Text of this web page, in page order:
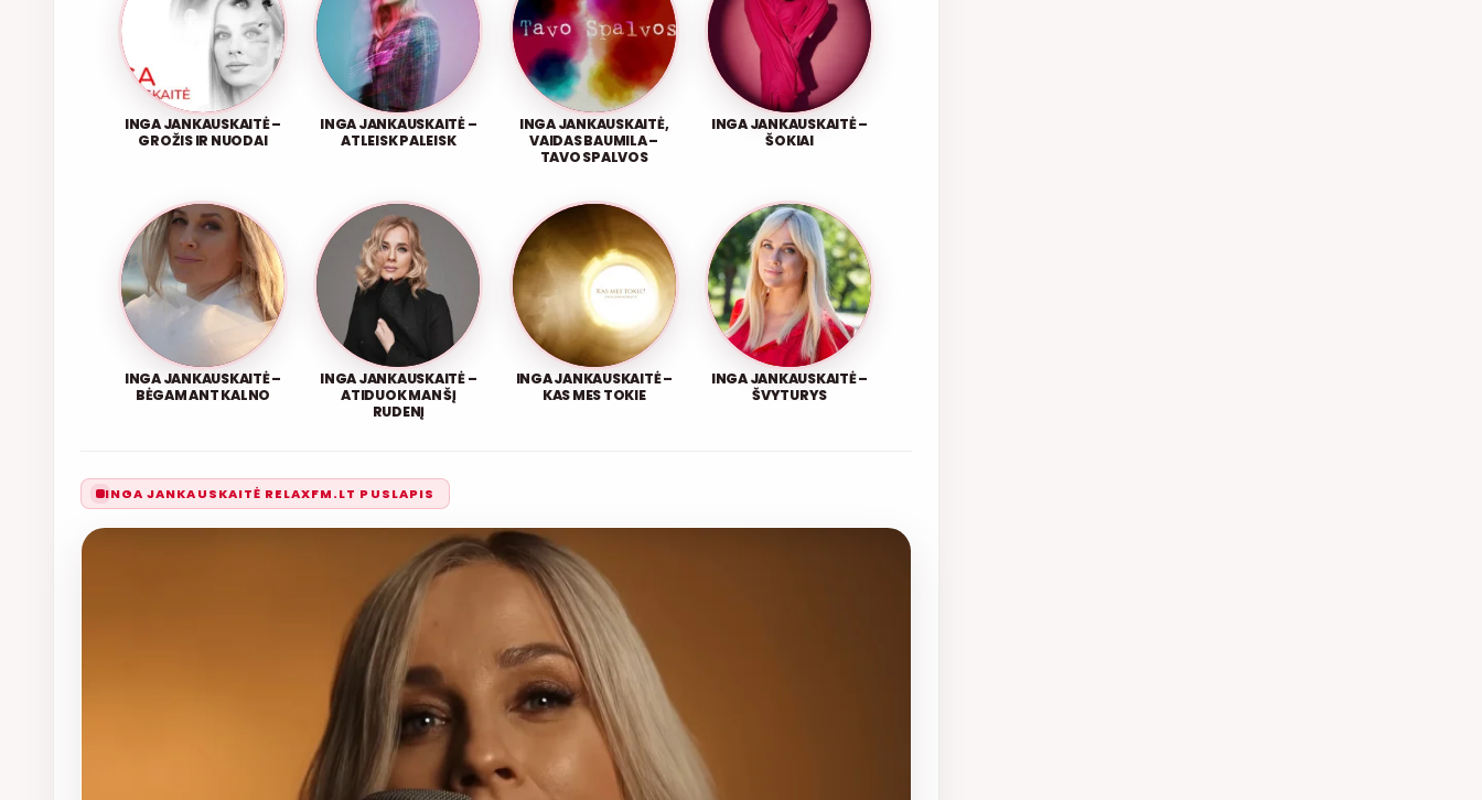
INGA JANKAUSKAITĖ –
GROŽIS IR NUODAI
INGA JANKAUSKAITĖ –
ATLEISK PALEISK
INGA JANKAUSKAITĖ,
VAIDAS BAUMILA –
TAVO SPALVOS
INGA JANKAUSKAITĖ –
ŠOKIAI
INGA JANKAUSKAITĖ –
BĖGAM ANT KALNO
INGA JANKAUSKAITĖ –
ATIDUOK MAN ŠĮ
RUDENĮ
INGA JANKAUSKAITĖ –
KAS MES TOKIE
INGA JANKAUSKAITĖ –
ŠVYTURYS
INGA JANKAUSKAITĖ RELAXFM.LT PUSLAPIS